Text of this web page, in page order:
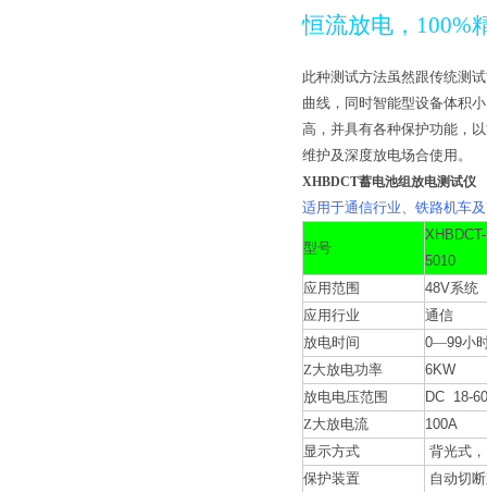
恒流放电， 100%
此种测试方法虽然跟传统测
曲线，同时智能型设备体积
高，并具有各种保护功能，
维护及深度放电场合使用。
XHBDCT蓄电池组放电测试仪
适用于通信行业、铁路机车及
型号
XHBDCT-
5010
应用范围
48V系统
应用行业
通信
放电时间
0—99小
Z大放电功率
6KW
放电电压范围
DC 18-
Z大放电流
100A
显示方式
背光式，
保护装置
自动切